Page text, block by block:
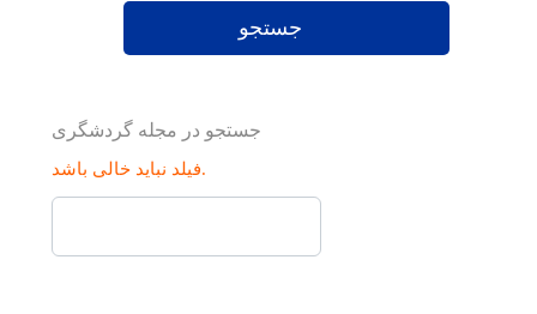
جستجو
جستجو در مجله گردشگری
فیلد نباید خالی باشد.